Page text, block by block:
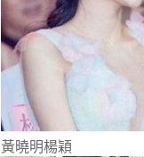
黃曉明楊穎